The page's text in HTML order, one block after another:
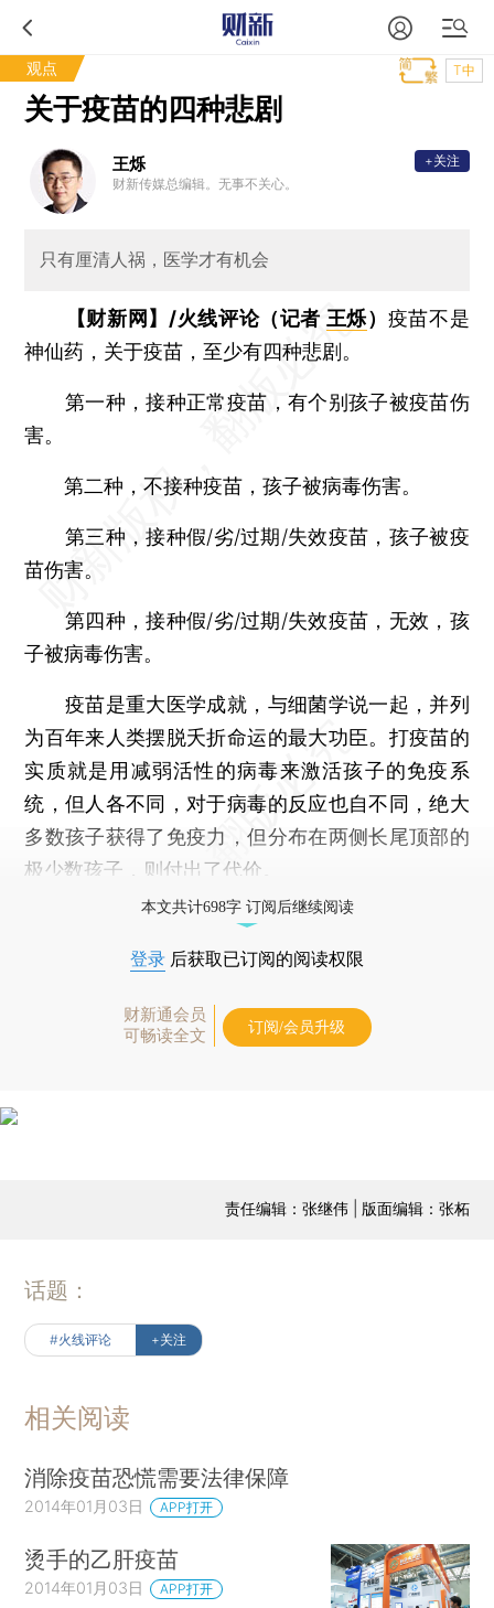
观点 T中
关于疫苗的四种悲剧
王烁
财新传媒总编辑。无事不关心。
+关注
只有厘清人祸，医学才有机会
【财新网】/火线评论（记者 王烁） 疫苗不是
神仙药，关于疫苗，至少有四种悲剧。
第一种，接种正常疫苗，有个别孩子被疫苗伤
害。
第二种，不接种疫苗，孩子被病毒伤害。
第三种，接种假/劣/过期/失效疫苗，孩子被疫
苗伤害。
第四种，接种假/劣/过期/失效疫苗，无效，孩
子被病毒伤害。
疫苗是重大医学成就，与细菌学说一起，并列
为百年来人类摆脱夭折命运的最大功臣。打疫苗的
实质就是用减弱活性的病毒来激活孩子的免疫系
统，但人各不同，对于病毒的反应也自不同，绝大
多数孩子获得了免疫力，但分布在两侧长尾顶部的
极少数孩子，则付出了代价。
本文共计698字 订阅后继续阅读
登录 后获取已订阅的阅读权限
财新通会员
可畅读全文
订阅/会员升级
责任编辑：张继伟 | 版面编辑：张柘
话题：
#火线评论 +关注
相关阅读
消除疫苗恐慌需要法律保障
2014年01月03日 APP打开
烫手的乙肝疫苗
2014年01月03日 APP打开